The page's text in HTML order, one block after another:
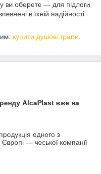
ви оберете — для підлоги
в їхній надійності
купити душові трапи
AlcaPlast вже на
одного з
Європі — чеської компанії